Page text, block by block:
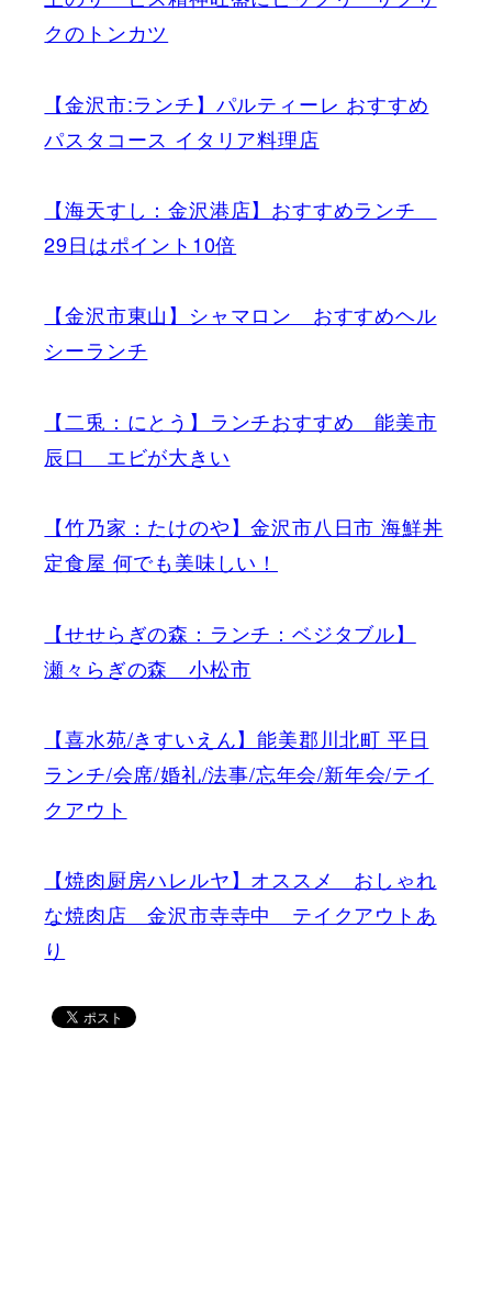
クのトンカツ
【金沢市:ランチ】パルティーレ おすすめ
パスタコース イタリア料理店
【海天すし：金沢港店】おすすめランチ
29日はポイント10倍
【金沢市東山】シャマロン おすすめヘル
シーランチ
【二兎：にとう】ランチおすすめ 能美市
辰口 エビが大きい
【竹乃家：たけのや】金沢市八日市 海鮮丼
定食屋 何でも美味しい！
【せせらぎの森：ランチ：ベジタブル】
瀬々らぎの森 小松市
【喜水苑/きすいえん】能美郡川北町 平日
ランチ/会席/婚礼/法事/忘年会/新年会/テイ
クアウト
【焼肉厨房ハレルヤ】オススメ おしゃれ
な焼肉店 金沢市寺寺中 テイクアウトあ
り